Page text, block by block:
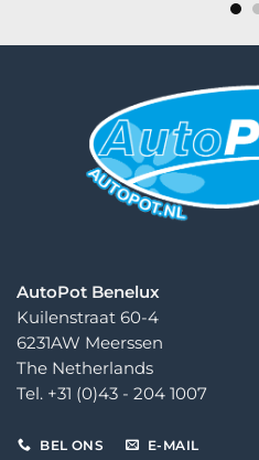
AutoPot Benelux
Kuilenstraat 60-4
6231AW Meerssen
The Netherlands
Tel. +31 (0)43 - 204 1007
BEL ONS E-MAIL